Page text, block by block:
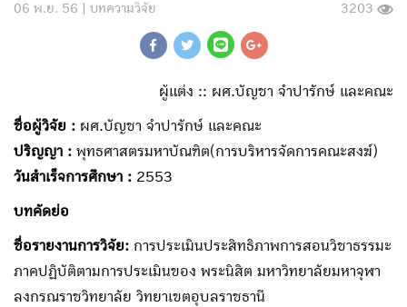
06 พ.ย. 56 | บทความวิจัย 3203
ผู้แต่ง :: ผศ.บัญชา จำปารักษ์ และคณะ
ชื่อผู้วิจัย : ผศ.บัญชา จำปารักษ์ และคณะ
ปริญญา : พุทธศาสตรมหาบัณฑิต(การบริหารจัดการคณะสงฆ์)
วันสำเร็จการศึกษา : 2553
บทคัดย่อ
ชื่อรายงานการวิจัย: การประเมินประสิทธิภาพการสอนวิชาธรรมะ
ภาคปฏิบัติตามการประเมินของ พระนิสิต มหาวิทยาลัยมหาจุฬา
ลงกรณราชวิทยาลัย วิทยาเขตอุบลราชธานี